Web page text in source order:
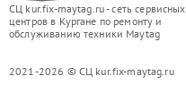
СЦ kur.fix-maytag.ru - сеть сервисных
центров в Кургане по ремонту и
обслуживанию техники Maytag
2021-2026 © СЦ kur.fix-maytag.ru